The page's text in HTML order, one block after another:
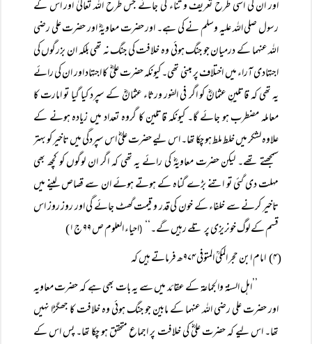
اور ان کی اسی طرح تعریف و ثناء کی جائے جس طرح اللہ تعالیٰ اور اس کے
رسول صلی اللہ علیہ وسلم نے کی ہے۔ اور حضرت معاویہؓ اور حضرت علی رضی
اللہ عنہما کے درمیان جو جنگ ہوئی وہ خلافت کی جنگ نہ تھی بلکہ ان بزرگوں کی
اجتہادی آراء میں اختلاف پر مبنی تھی۔ کیونکہ حضرت علیؓ کا اجتہاد اور ان کی رائے
یہ تھی کہ قاتلینِ عثمانؓ کو اگر فی الفور ورثاء عثمانؓ کے سپرد کیا گیا تو امارت کا
معاملہ مضطرب ہو جائے گا۔ کیونکہ قاتلین کا گروہ تعداد میں زیادہ ہونے کے
علاوہ لشکر میں خلط ملط ہو چکا تھا۔ اس لیے حضرت علیؓ اس سپردگی میں تاخیر کو بہتر
سمجھتے تھے۔ لیکن حضرت معاویہؓ کی رائے یہ تھی کہ اگر ان لوگوں کو کچھ بھی
مہلت دی گئی تو اتنے بڑے گناہ کے ہوتے ہوئے ان سے قصاص لینے میں
تاخیر کرنے سے خلفاء کے خون کی قدر و قیمت گھٹ جائے گی اور روز روز اس
قسم کے لوگ خونریزی پر تلے رہیں گے۔‘‘
(احیاء العلوم ص ۹۹ ج۱)
(۴) امام ابن حجر المکیؒ المتوفی ۹۷۴ھ فرماتے ہیں کہ
’’اہل السنۃ والجماعۃ کے عقائد میں سے یہ بات بھی ہے کہ حضرت معاویہ
اور حضرت علی رضی اللہ عنہما کے مابین جو جنگ ہوئی وہ خلافت کا جھگڑا نہیں
تھا۔ اس لیے کہ حضرت علیؓ کی خلافت پر اجماع متحقق ہو چکا تھا۔ پس اس کے